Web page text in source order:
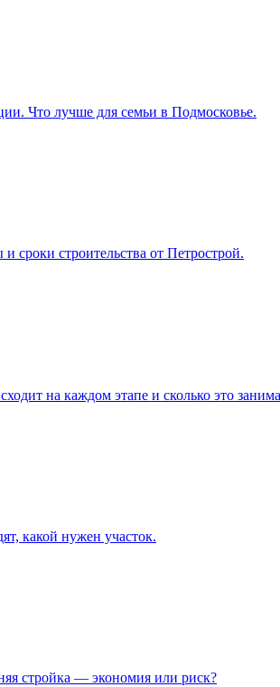
Что лучше для семьи в Подмосковье.
сроки строительства от Петрострой.
на каждом этапе и сколько это
какой нужен участок.
стройка — экономия или риск?